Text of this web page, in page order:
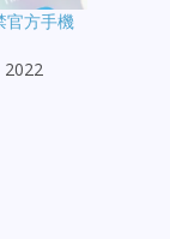
官方手機
2022